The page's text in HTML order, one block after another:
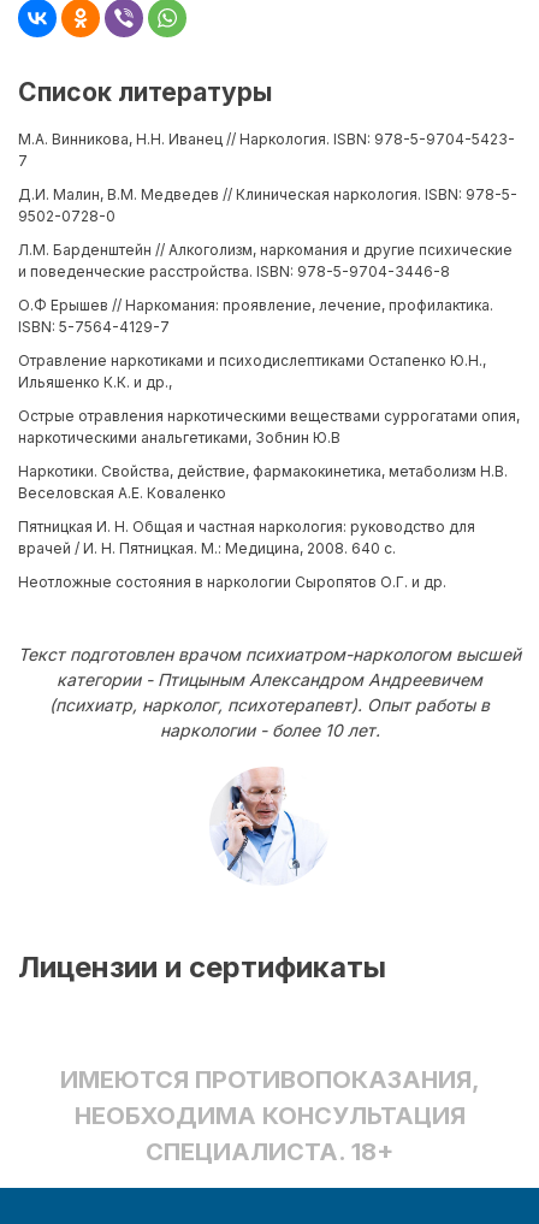
Список литературы
М.А. Винникова, Н.Н. Иванец // Наркология. ISBN: 978-5-9704-5423-
7
Д.И. Малин, В.М. Медведев // Клиническая наркология. ISBN: 978-5-
9502-0728-0
Л.М. Барденштейн // Алкоголизм, наркомания и другие психические
и поведенческие расстройства. ISBN: 978-5-9704-3446-8
О.Ф Ерышев // Наркомания: проявление, лечение, профилактика.
ISBN: 5-7564-4129-7
Отравление наркотиками и психодислептиками Остапенко Ю.Н.,
Ильяшенко К.К. и др.,
Острые отравления наркотическими веществами суррогатами опия,
наркотическими анальгетиками, Зобнин Ю.В
Наркотики. Свойства, действие, фармакокинетика, метаболизм Н.В.
Веселовская А.Е. Коваленко
Пятницкая И. Н. Общая и частная наркология: руководство для
врачей / И. Н. Пятницкая. М.: Медицина, 2008. 640 с.
Неотложные состояния в наркологии Сыропятов О.Г. и др.
Текст подготовлен врачом психиатром-наркологом высшей
категории - Птицыным Александром Андреевичем
(психиатр, нарколог, психотерапевт). Опыт работы в
наркологии - более 10 лет.
Лицензии и сертификаты
ИМЕЮТСЯ ПРОТИВОПОКАЗАНИЯ,
НЕОБХОДИМА КОНСУЛЬТАЦИЯ
СПЕЦИАЛИСТА. 18+